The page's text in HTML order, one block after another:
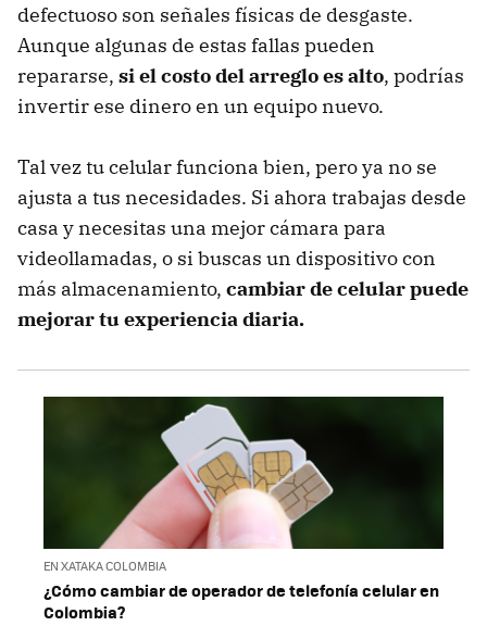
defectuoso son señales físicas de desgaste.
Aunque algunas de estas fallas pueden
repararse, si el costo del arreglo es alto, podrías
invertir ese dinero en un equipo nuevo.
Tal vez tu celular funciona bien, pero ya no se
ajusta a tus necesidades. Si ahora trabajas desde
casa y necesitas una mejor cámara para
videollamadas, o si buscas un dispositivo con
más almacenamiento, cambiar de celular puede
mejorar tu experiencia diaria.
EN XATAKA COLOMBIA
¿Cómo cambiar de operador de telefonía celular en
Colombia?